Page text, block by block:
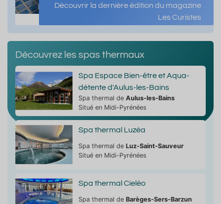
Découvrir la dernière édition du magazine
Les Curistes
Découvrez les spas thermaux
Spa Espace Bien-être et Aqua-
détente d'Aulus-les-Bains
Spa thermal de Aulus-les-Bains
Situé en Midi-Pyrénées
Spa thermal Luzéa
Spa thermal de Luz-Saint-Sauveur
Situé en Midi-Pyrénées
Spa thermal Cieléo
Spa thermal de Barèges-Sers-Barzun